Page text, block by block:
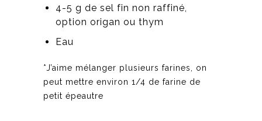
4-5 g de sel fin non raffiné,
option origan ou thym
Eau
*J’aime mélanger plusieurs farines, on
peut mettre environ 1/4 de farine de
petit épeautre